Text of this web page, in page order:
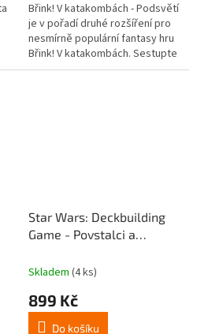
Břink! V katakombách - Podsvětí
je v pořadí druhé rozšíření pro
nesmírně populární fantasy hru
Břink! V katakombách. Sestupte
ještě hlouběji do temného
Star Wars: Deckbuilding
Game - Povstalci a
(rozšíření)
Skladem (4 ks)
899 Kč
Do košíku